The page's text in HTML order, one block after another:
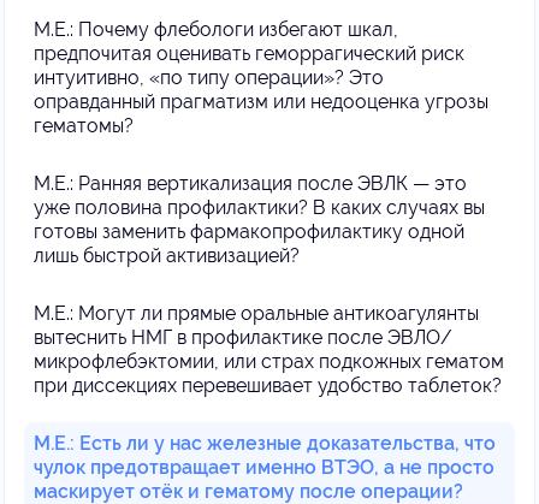
М.Е.: Почему флебологи избегают шкал,
предпочитая оценивать геморрагический риск
интуитивно, «по типу операции»? Это
оправданный прагматизм или недооценка угрозы
гематомы?
М.Е.: Ранняя вертикализация после ЭВЛК — это
уже половина профилактики? В каких случаях вы
готовы заменить фармакопрофилактику одной
лишь быстрой активизацией?
М.Е.: Могут ли прямые оральные антикоагулянты
вытеснить НМГ в профилактике после ЭВЛО/
микрофлебэктомии, или страх подкожных гематом
при диссекциях перевешивает удобство таблеток?
М.Е.: Есть ли у нас железные доказательства, что
чулок предотвращает именно ВТЭО, а не просто
маскирует отёк и гематому после операции?